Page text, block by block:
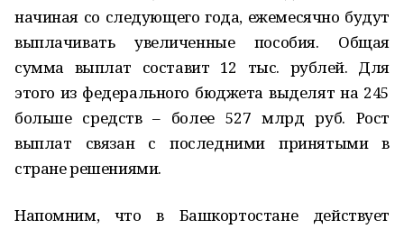
начиная со следующего года, ежемесячно будут
выплачивать увеличенные пособия. Общая
сумма выплат составит 12 тыс. рублей. Для
этого из федерального бюджета выделят на 245
больше средств – более 527 млрд руб. Рост
выплат связан с последними принятыми в
стране решениями.
Напомним, что в Башкортостане действует